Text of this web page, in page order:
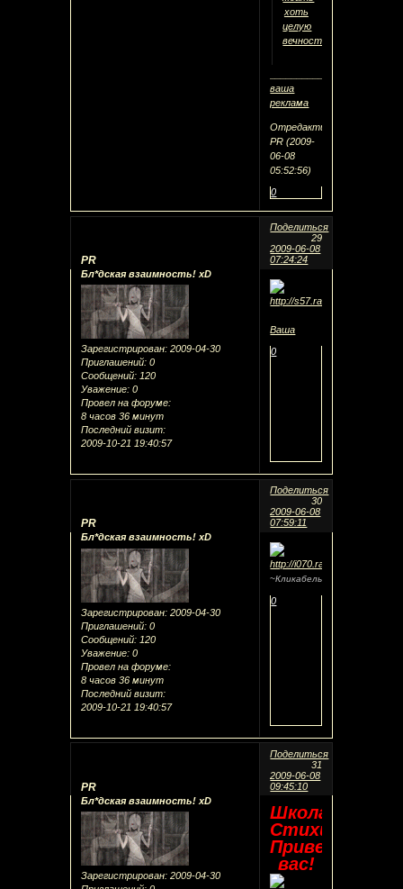
хоть
целую
вечность.
ваша
реклама
Отредактировано
PR (2009-
06-08
05:52:56)
0
Поделиться
29
2009-06-08
07:24:24
PR
Бл*дская взаимность! xD
Зарегистрирован: 2009-04-30
Приглашений: 0
Сообщений: 120
Уважение: 0
Провел на форуме:
8 часов 36 минут
Последний визит:
2009-10-21 19:40:57
Ваша
0
Поделиться
30
2009-06-08
07:59:11
PR
Бл*дская взаимность! xD
Зарегистрирован: 2009-04-30
Приглашений: 0
Сообщений: 120
Уважение: 0
Провел на форуме:
8 часов 36 минут
Последний визит:
2009-10-21 19:40:57
~Кликабельно~
0
Поделиться
31
2009-06-08
09:45:10
PR
Бл*дская взаимность! xD
Зарегистрирован: 2009-04-30
Школа
Стихий
вас!